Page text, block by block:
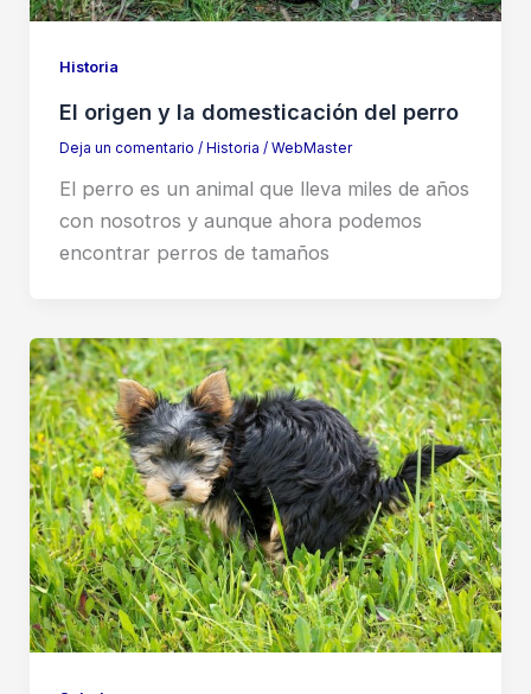
Historia
El origen y la domesticación del perro
Deja un comentario / Historia / WebMaster
El perro es un animal que lleva miles de años
con nosotros y aunque ahora podemos
encontrar perros de tamaños